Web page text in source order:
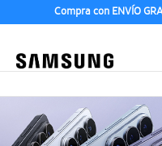
Compra con ENVÍO